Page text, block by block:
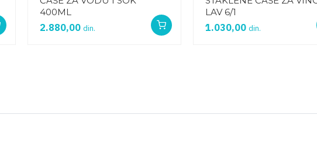
400ML
2.880,00 din.
LAV 6/1
1.030,00 din.